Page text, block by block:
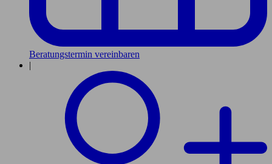
Beratungstermin vereinbaren
|